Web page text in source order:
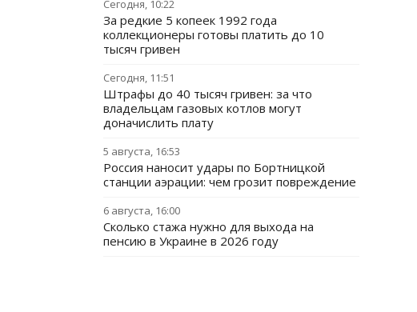
Сегодня, 10:22
За редкие 5 копеек 1992 года
коллекционеры готовы платить до 10
тысяч гривен
Сегодня, 11:51
Штрафы до 40 тысяч гривен: за что
владельцам газовых котлов могут
доначислить плату
5 августа, 16:53
Россия наносит удары по Бортницкой
станции аэрации: чем грозит повреждение
6 августа, 16:00
Сколько стажа нужно для выхода на
пенсию в Украине в 2026 году